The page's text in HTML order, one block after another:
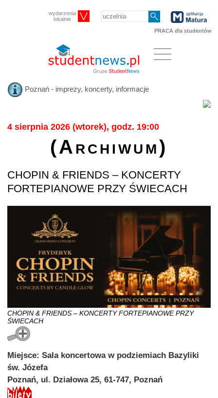
wydarzenia
lokalnie
PRACA dla studentów
Poznań - imprezy, koncerty, informacje
4 sierpnia 2026 (wtorek), godz. 19:00
(Archiwum)
CHOPIN & FRIENDS – KONCERTY
FORTEPIANOWE PRZY ŚWIECACH
CHOPIN & FRIENDS – KONCERTY FORTEPIANOWE PRZY
ŚWIECACH
Miejsce: Sala koncertowa w podziemiach Bazyliki
św. Józefa
Poznań, ul. Działowa 25, 61-747, Poznań